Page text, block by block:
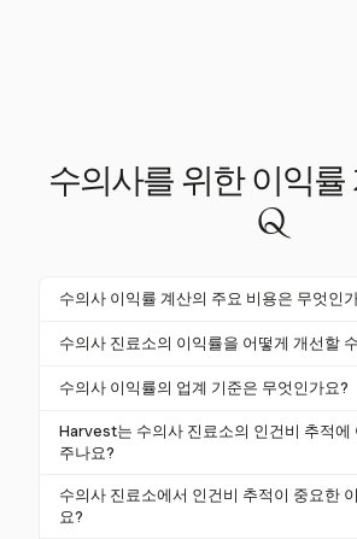
수의사를 위한 이익률
Q
수의사 이익률 계산의 주요 비용은 무엇인
주요 비용에는 수의사 및 기술자의 급
부분을 차지하므로 이를 관리하는 것
수의사 진료소의 이익률을 어떻게 개선할
이익률 개선은 비용을 면밀히 모니터
다. Harvest와 같은 도구는 인건비를
선 영역을 식별하는 데 도움을 줄 수 있
수의사 이익률의 업계 기준은 무엇인가요?
소동물 병원은 일반적으로 10%에서
을 가지며, 응급 클리닉은 15%에서
다.
Harvest는 수의사 진료소의 인건비 추적에
주나요?
Harvest는 수의사와 기술자가 일한 시
인건비를 추적할 수 있도록 하여 서비
수의사 진료소에서 인건비 추적이 중요한
요?